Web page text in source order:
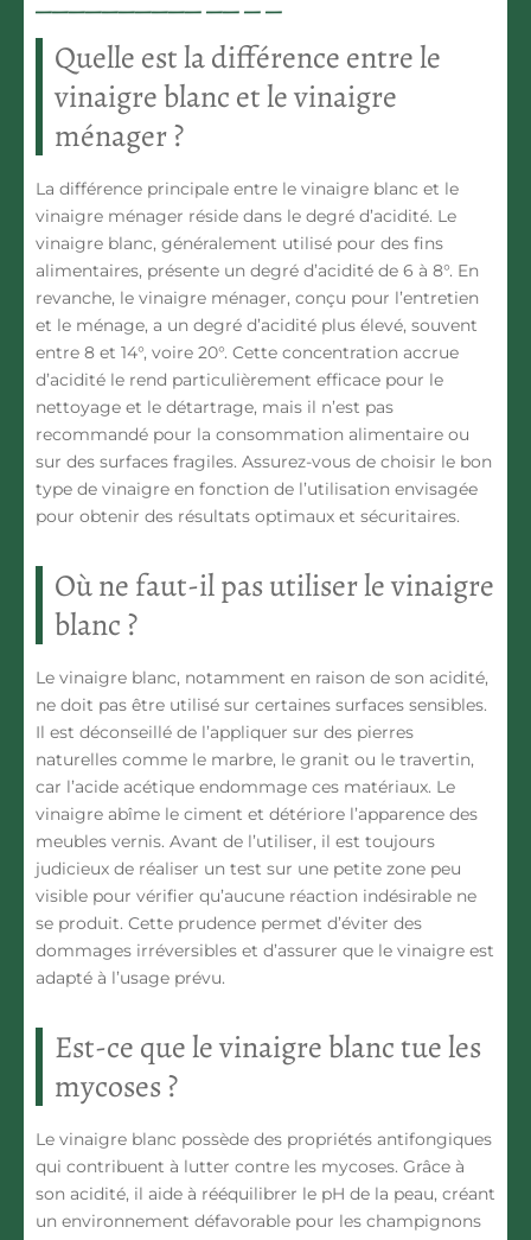
Quelle est la différence entre le
vinaigre blanc et le vinaigre
ménager ?
La différence principale entre le vinaigre blanc et le
vinaigre ménager réside dans le degré d’acidité. Le
vinaigre blanc, généralement utilisé pour des fins
alimentaires, présente un degré d’acidité de 6 à 8°. En
revanche, le vinaigre ménager, conçu pour l’entretien
et le ménage, a un degré d’acidité plus élevé, souvent
entre 8 et 14°, voire 20°. Cette concentration accrue
d’acidité le rend particulièrement efficace pour le
nettoyage et le détartrage, mais il n’est pas
recommandé pour la consommation alimentaire ou
sur des surfaces fragiles. Assurez-vous de choisir le bon
type de vinaigre en fonction de l’utilisation envisagée
pour obtenir des résultats optimaux et sécuritaires.
Où ne faut-il pas utiliser le vinaigre
blanc ?
Le vinaigre blanc, notamment en raison de son acidité,
ne doit pas être utilisé sur certaines surfaces sensibles.
Il est déconseillé de l’appliquer sur des pierres
naturelles comme le marbre, le granit ou le travertin,
car l’acide acétique endommage ces matériaux. Le
vinaigre abîme le ciment et détériore l’apparence des
meubles vernis. Avant de l’utiliser, il est toujours
judicieux de réaliser un test sur une petite zone peu
visible pour vérifier qu’aucune réaction indésirable ne
se produit. Cette prudence permet d’éviter des
dommages irréversibles et d’assurer que le vinaigre est
adapté à l’usage prévu.
Est-ce que le vinaigre blanc tue les
mycoses ?
Le vinaigre blanc possède des propriétés antifongiques
qui contribuent à lutter contre les mycoses. Grâce à
son acidité, il aide à rééquilibrer le pH de la peau, créant
un environnement défavorable pour les champignons